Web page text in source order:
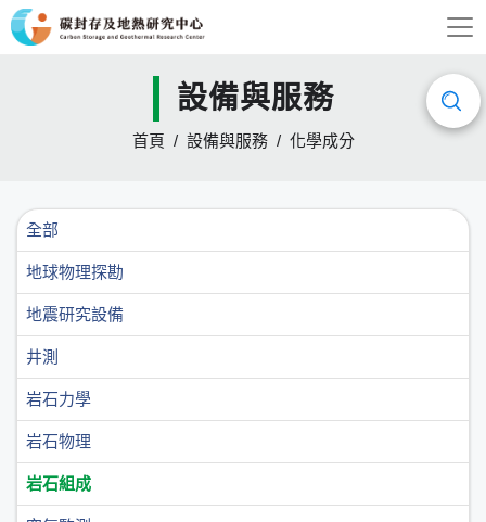
設備與服務
首頁 設備與服務 化學成分
全部
地球物理探勘
地震研究設備
井測
岩石力學
岩石物理
岩石組成